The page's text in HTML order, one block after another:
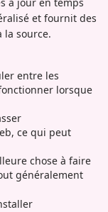
et fournit des
la source.
entre les
lorsque
ce qui peut
chose à faire
généralement